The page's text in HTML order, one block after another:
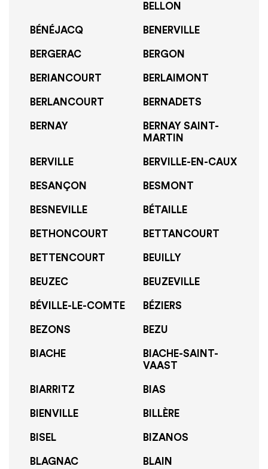
BELLON
BÉNÉJACQ BENERVILLE
BERGERAC BERGON
BERIANCOURT BERLAIMONT
BERLANCOURT BERNADETS
BERNAY
BERNAY SAINT-
MARTIN
BERVILLE BERVILLE-EN-CAUX
BESANÇON BESMONT
BESNEVILLE BÉTAILLE
BETHONCOURT BETTANCOURT
BETTENCOURT BEUILLY
BEUZEC BEUZEVILLE
BÉVILLE-LE-COMTE BÉZIERS
BEZONS BEZU
BIACHE
BIACHE-SAINT-
VAAST
BIARRITZ BIAS
BIENVILLE BILLÈRE
BISEL BIZANOS
BLAGNAC BLAIN